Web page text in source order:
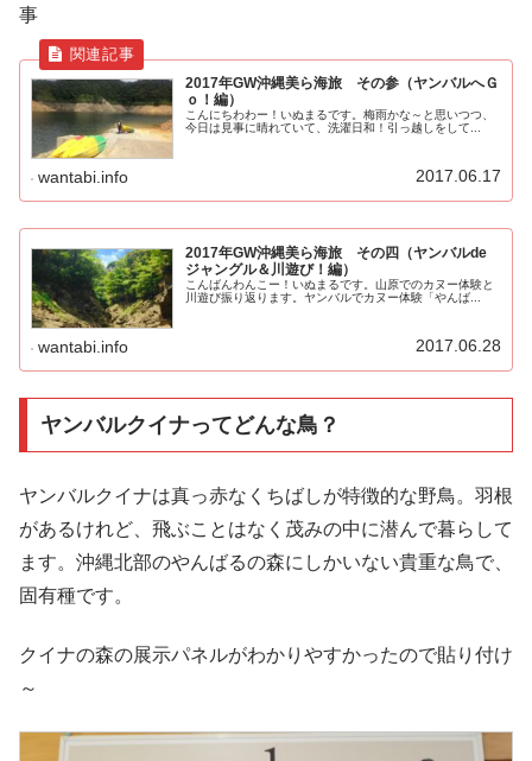
事
2017年GW沖縄美ら海旅 その参（ヤンバルへＧ
ｏ！編）
こんにちわわー！いぬまるです。梅雨かな～と思いつつ、
今日は見事に晴れていて、洗濯日和！引っ越しをして...
wantabi.info 2017.06.17
2017年GW沖縄美ら海旅 その四（ヤンバルde
ジャングル＆川遊び！編）
こんばんわんこー！いぬまるです。山原でのカヌー体験と
川遊び振り返ります。ヤンバルでカヌー体験「やんば...
wantabi.info 2017.06.28
ヤンバルクイナってどんな鳥？
ヤンバルクイナは真っ赤なくちばしが特徴的な野鳥。羽根
があるけれど、飛ぶことはなく茂みの中に潜んで暮らして
ます。沖縄北部のやんばるの森にしかいない貴重な鳥で、
固有種です。
クイナの森の展示パネルがわかりやすかったので貼り付け
～